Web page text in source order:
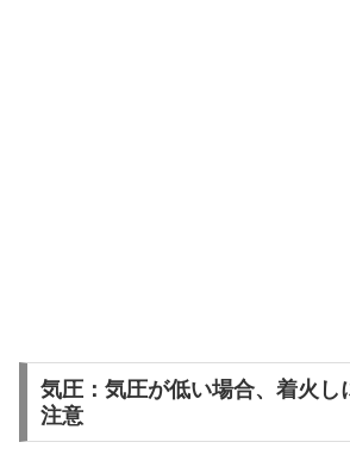
気圧：気圧が低い場合、着火し
注意